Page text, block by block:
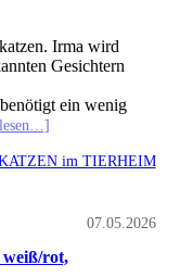
Irma wird
Gesichtern
ein wenig
im TIERHEIM
07.05.2026
rot,